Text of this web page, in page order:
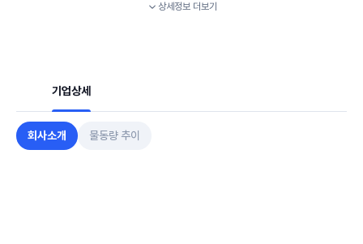
상세정보 더보기
기업상세
회사소개 물동량 추이